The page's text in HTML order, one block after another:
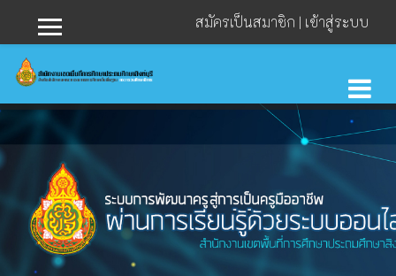
ไปยังเนื้อหาหลัก
Side panel สมัครเป็นสมาชิก | เข้าสู่ระบบ